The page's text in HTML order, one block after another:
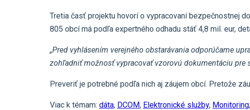
Tretia časť projektu hovorí o vypracovaní bezpečnostnej
805 obcí má podľa expertného odhadu stáť 4,8 mil. eur,
„Pred vyhlásením verejného obstarávania odporúčame
zohľadniť možnosť vypracovať vzorovú dokumentáciu pre
Preveriť je potrebné podľa nich aj záujem obcí. Pretože
Viac k témam: dáta, DCOM, Elektronické služby, Monitoring,